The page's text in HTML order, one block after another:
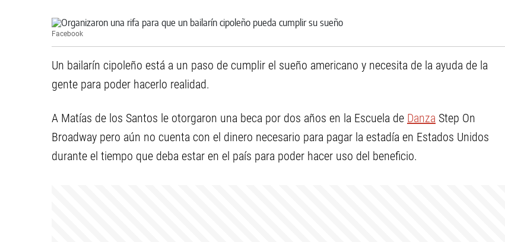
Facebook
Un bailarín cipoleño está a un paso de cumplir el sueño americano y necesita de la ayuda de la
gente para poder hacerlo realidad.
A Matías de los Santos le otorgaron una beca por dos años en la Escuela de Danza Step On
Broadway pero aún no cuenta con el dinero necesario para pagar la estadía en Estados Unidos
durante el tiempo que deba estar en el país para poder hacer uso del beneficio.